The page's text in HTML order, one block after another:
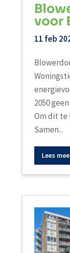
voor
11 feb
2050
Om dit te
Samen...
Lees